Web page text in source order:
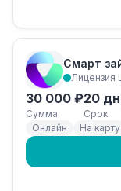
Смарт
Лицензия
30 000 ₽
Сумма
20
Срок
Онлайн
На карту